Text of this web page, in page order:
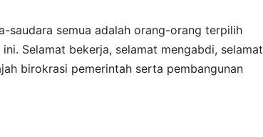
saudara semua adalah orang-orang terpilih
Selamat bekerja, selamat mengabdi, selamat
birokrasi pemerintah serta pembangunan